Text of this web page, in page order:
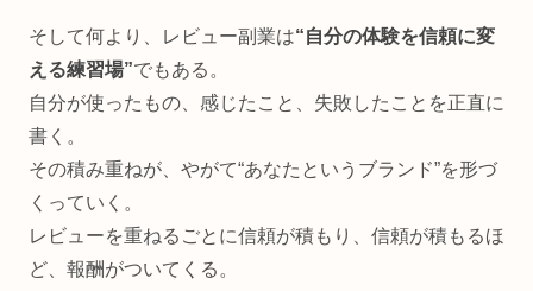
そして何より、レビュー副業は“自分の体験を信頼に変
える練習場”でもある。
自分が使ったもの、感じたこと、失敗したことを正直に
書く。
その積み重ねが、やがて“あなたというブランド”を形づ
くっていく。
レビューを重ねるごとに信頼が積もり、信頼が積もるほ
ど、報酬がついてくる。